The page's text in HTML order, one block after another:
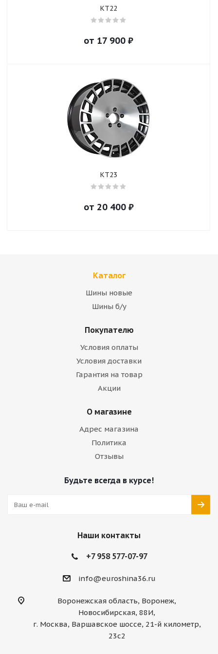
KT22
от 17 900 ₽
KT23
от 20 400₽
Каталог
Шины новые
Шины б/у
Покупателю
Условия оплаты
Условия доставки
Гарантия на товар
Акции
О магазине
Адрес магазина
Политика
Отзывы
Будьте всегда в курсе!
Наши контакты
+7 958 577-07-97
info@euroshina36.ru
Воронежская область, Воронеж,
Новосибирская, 88И,
г. Москва, Варшавское шоссе, 21-й километр,
23с2